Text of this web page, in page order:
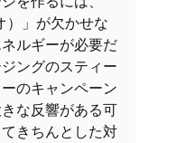
）」が欠かせな
ルギーが必要だ
ングのスティー
のキャンペーン
な反響がある可
きちんとした対